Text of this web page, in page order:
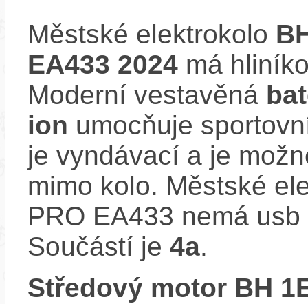
Městské elektrokolo
EA433 2024 má
Moderní vestavěná
ion umocňuje
je vyndávací a je
mimo kolo. Městské
PRO EA433 nemá
Součástí je 4a.
Středový motor BH